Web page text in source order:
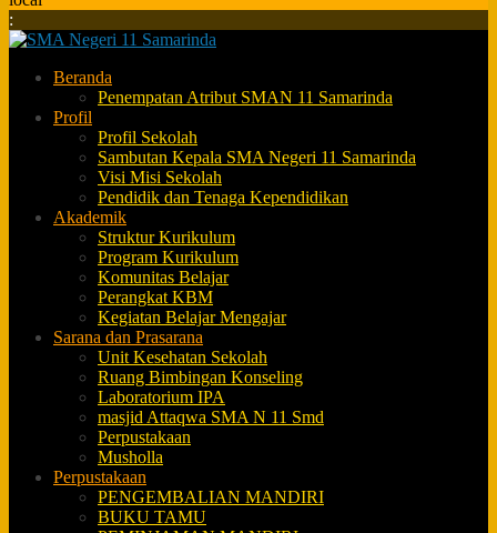
:
Beranda
Penempatan Atribut SMAN 11 Samarinda
Profil
Profil Sekolah
Sambutan Kepala SMA Negeri 11 Samarinda
Visi Misi Sekolah
Pendidik dan Tenaga Kependidikan
Akademik
Struktur Kurikulum
Program Kurikulum
Komunitas Belajar
Perangkat KBM
Kegiatan Belajar Mengajar
Sarana dan Prasarana
Unit Kesehatan Sekolah
Ruang Bimbingan Konseling
Laboratorium IPA
masjid Attaqwa SMA N 11 Smd
Perpustakaan
Musholla
Perpustakaan
PENGEMBALIAN MANDIRI
BUKU TAMU